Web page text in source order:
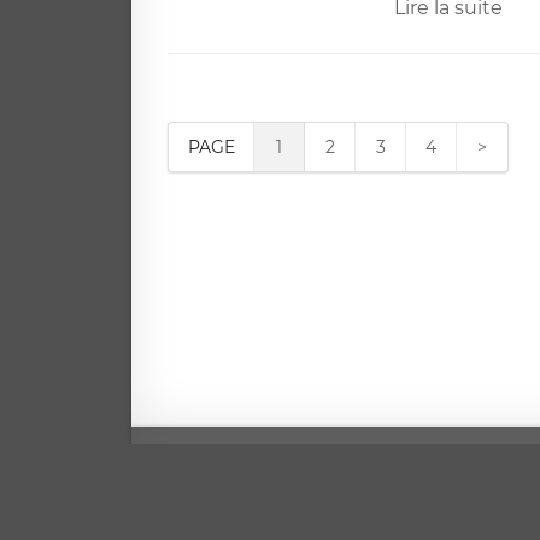
Lire la suite
PAGE 1 2 3 4 >